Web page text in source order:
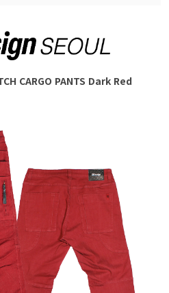
CARGO PANTS Dark Red